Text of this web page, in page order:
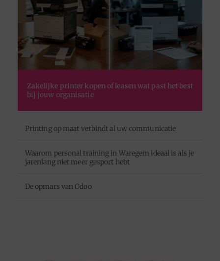
Zakelijke printer kopen of leasen wat past het best
bij jouw organisatie
Printing op maat verbindt al uw communicatie
Waarom personal training in Waregem ideaal is als je
jarenlang niet meer gesport hebt
De opmars van Odoo